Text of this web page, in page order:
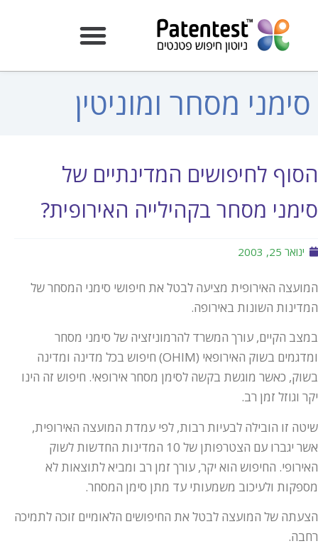
סימני מסחר ומוניטין
הסוף לחיפושים המדינתיים של
סימני מסחר בקהילייה האירופית?
ינואר 25, 2003
המועצה האירופית מציעה לבטל את חיפושי סימני המסחר של
המדינות השונות באירופה.
במצב הקיים, עורך המשרד להרמוניזציה של סימני מסחר
ומדגמים בשוק האירופאי (OHIM) חיפוש בכל מדינה ומדינה
בשוק, כאשר מוגשת בקשה לסימן מסחר אירופאי. חיפוש זה הינו
יקר וגוזל זמן רב.
שיטה זו הובילה לבעיות רבות, לפי עמדת המועצה האירופית,
אשר יגברו עם הצטרפותן של 10 המדינות החדשות לשוק
האירופי. החיפוש הוא יקר, עורך זמן רב ומביא לתוצאות לא
מספקות ולעיכוב משמעותי עד מתן סימן המסחר.
הצעתה של המועצה לבטל את החיפושים הלאומיים זוכה לתמיכה
רחבה.